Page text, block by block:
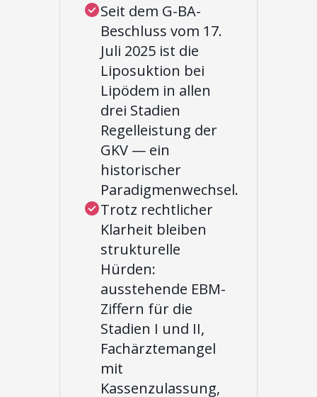
Seit dem G-BA-
Beschluss vom 17.
Juli 2025 ist die
Liposuktion bei
Lipödem in allen
drei Stadien
Regelleistung der
GKV — ein
historischer
Paradigmenwechsel.
Trotz rechtlicher
Klarheit bleiben
strukturelle
Hürden:
ausstehende EBM-
Ziffern für die
Stadien I und II,
Fachärztemangel
mit
Kassenzulassung,